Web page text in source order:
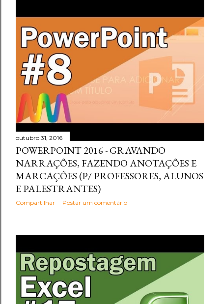
outubro 31, 2016
POWERPOINT 2016 - GRAVANDO
NARRAÇÕES, FAZENDO ANOTAÇÕES E
MARCAÇÕES (P/ PROFESSORES, ALUNOS
E PALESTRANTES)
Compartilhar Postar um comentário